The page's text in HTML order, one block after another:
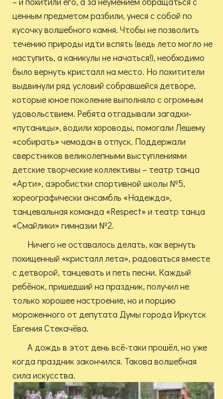
ценным предметом разбили, унеся с собой по
кусочку волшебного камня. Чтобы не позволить
течению природы идти вспять (ведь лето могло не
наступить, а каникулы не начаться!), необходимо
было вернуть кристалл на место. Но похитители
выдвинули ряд условий собравшейся детворе,
которые юное поколение выполняло с огромным
удовольствием. Ребята отгадывали загадки-
«путаницы», водили хороводы, помогали Лешему
«собирать» чемодан в отпуск. Поддержали
сверстников великолепными выступлениями
детские творческие коллективы – театр танца
«Арти», аэробистки спортивной школы №5,
хореографически ансамбль «Надежда»,
танцевальная команда «Respect» и театр танца
«Смайлики» гимназии №2.
Ничего не оставалось делать, как вернуть
похищенный «кристалл лета», радоваться вместе
с детворой, танцевать и петь песни. Каждый
ребёнок, пришедший на праздник, получил не
только хорошее настроение, но и порцию
мороженного от депутата Думы города Иркутск
Евгения Стекачёва.
А дождь в этот день всё-таки прошёл, но уже
когда праздник закончился. Такова волшебная
сила искусства.